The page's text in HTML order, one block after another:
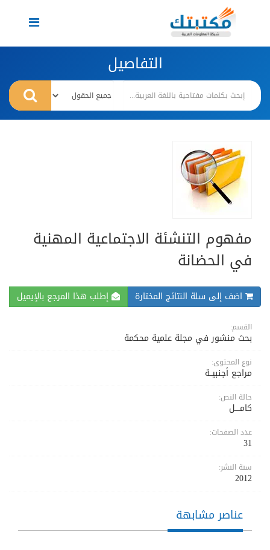
Toggle
navigation
التفاصيل
مفهوم التنشئة الاجتماعية المهنية
في الحضانة
اضف إلى سلة النتائج المختارة إطلب هذا المرجع بالإيميل
القسم:
بحث منشور في مجلة علمية محكمة
نوع المحتوى:
مراجع أجنبيــة
حالة النص:
كامــــل
عدد الصفحات:
31
سنة النشر:
2012
عناصر مشابهة